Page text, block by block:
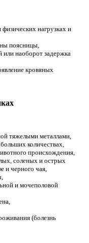
нагрузках и
поясницы,
или наоборот задержка
кровяных
тяжелыми металлами,
количествах,
происхождения,
соленых и острых
и черного чая,
и мочеполовой
(болезнь